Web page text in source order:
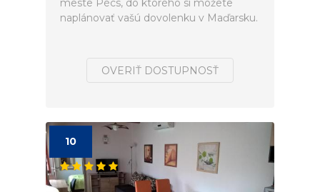
meste Pécs, do ktorého si môžete
naplánovať vašú dovolenku v Maďarsku.
OVERIŤ DOSTUPNOSŤ
10